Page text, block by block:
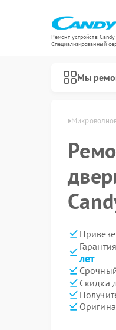
Ремонт устройств Candy
Специализированный
Мы
в Ярославле
лет
Скидка